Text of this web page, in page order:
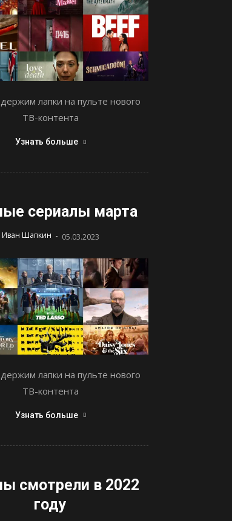
лапки на пульте нового
ТВ-контента
Узнать больше
сериалы марта
Иван Шапкин - 05.03.2023
лапки на пульте нового
ТВ-контента
Узнать больше
смотрели в 2022
году